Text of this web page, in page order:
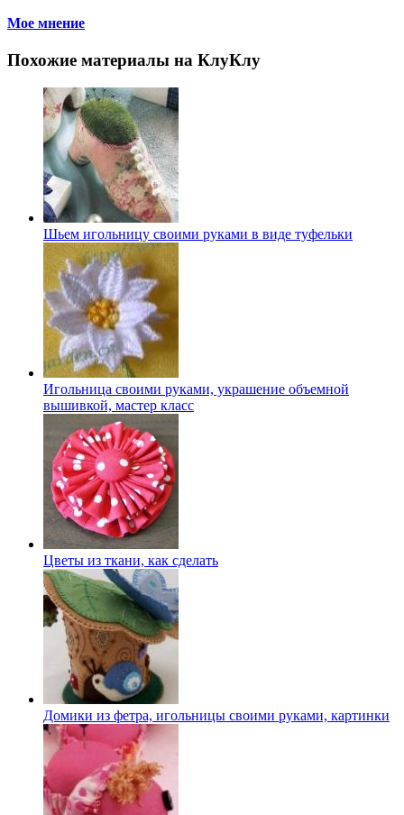
Мое мнение
Похожие материалы на КлуКлу
Шьем игольницу своими руками в виде туфельки
Игольница своими руками, украшение объемной
вышивкой, мастер класс
Цветы из ткани, как сделать
Домики из фетра, игольницы своими руками, картинки